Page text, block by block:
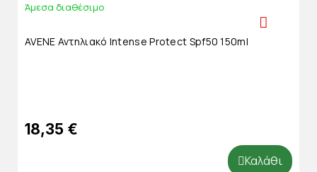
Άμεσα διαθέσιμο
AVENE Αντηλιακό Intense Protect Spf50 150ml
18,35 €
Καλάθι